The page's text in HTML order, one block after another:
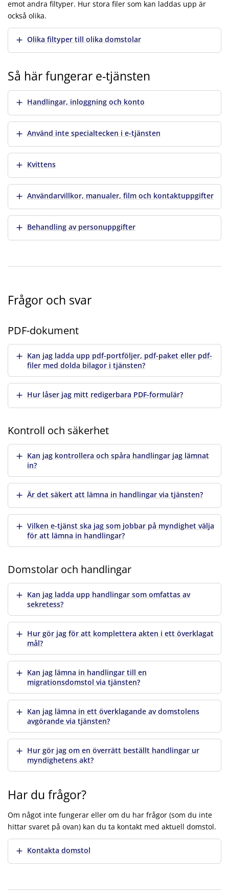
emot andra filtyper. Hur stora filer som kan laddas upp är
också olika.
Visa merOlika filtyper till olika domstolar
Så här fungerar e-tjänsten
Visa merHandlingar, inloggning och konto
Visa merAnvänd inte specialtecken i e-tjänsten
Visa merKvittens
Visa merAnvändarvillkor, manualer, film och kontaktuppgifter
Visa merBehandling av personuppgifter
Frågor och svar
PDF-dokument
Visa merKan jag ladda upp pdf-portföljer, pdf-paket eller pdf-
filer med dolda bilagor i tjänsten?
Visa merHur låser jag mitt redigerbara PDF-formulär?
Kontroll och säkerhet
Visa merKan jag kontrollera och spåra handlingar jag lämnat
in?
Visa merÄr det säkert att lämna in handlingar via tjänsten?
Visa merVilken e-tjänst ska jag som jobbar på myndighet välja
för att lämna in handlingar?
Domstolar och handlingar
Visa merKan jag ladda upp handlingar som omfattas av
sekretess?
Visa merHur gör jag för att komplettera akten i ett överklagat
mål?
Visa merKan jag lämna in handlingar till en
migrationsdomstol via tjänsten?
Visa merKan jag lämna in ett överklagande av domstolens
avgörande via tjänsten?
Visa merHur gör jag om en överrätt beställt handlingar ur
myndighetens akt?
Har du frågor?
Om något inte fungerar eller om du har frågor (som du inte
hittar svaret på ovan) kan du ta kontakt med aktuell domstol.
Visa merKontakta domstol